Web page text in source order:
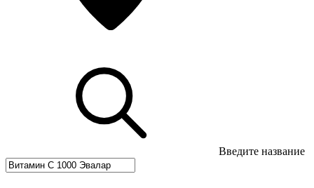
Введите название